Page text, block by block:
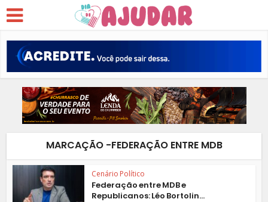
MARCAÇÃO -FEDERAÇÃO ENTRE MDB
Cenário Político
Federação entre MDB e
Republicanos: Léo Bortolin...